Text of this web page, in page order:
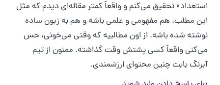
استعداد» تحقیق می‌کنم و واقعاً کمتر مقاله‌ای دیدم که مثل
این مطلب، هم مفهومی و علمی باشه و هم به زبون ساده
نوشته شده باشه. از اون مطالبیه که وقتی می‌خونی، حس
می‌کنی واقعاً کسی پشتش وقت گذاشته. ممنون از تیم
آبرنگ بابت چنین محتوای ارزشمندی.